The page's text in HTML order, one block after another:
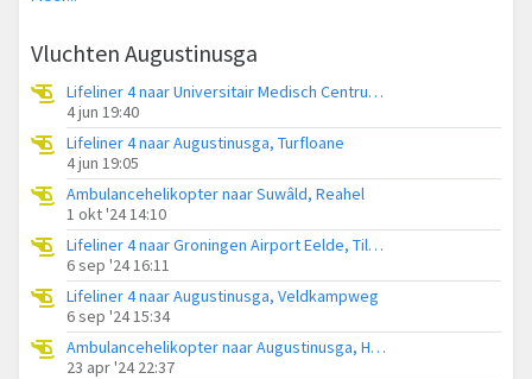
Vluchten Augustinusga
Lifeliner 4 naar Universitair Medisch Centrum Groningen
4 jun 19:40
Lifeliner 4 naar Augustinusga, Turfloane
4 jun 19:05
Ambulancehelikopter naar Suwâld, Reahel
1 okt '24 14:10
Lifeliner 4 naar Groningen Airport Eelde, Tiltsjewyk
6 sep '24 16:11
Lifeliner 4 naar Augustinusga, Veldkampweg
6 sep '24 15:34
Ambulancehelikopter naar Augustinusga, Hoendiep
23 apr '24 22:37